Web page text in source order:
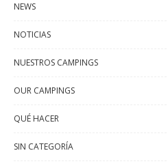
NEWS
NOTICIAS
NUESTROS CAMPINGS
OUR CAMPINGS
QUÉ HACER
SIN CATEGORÍA